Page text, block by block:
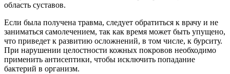
область суставов.
Если была получена травма, следует обратиться к врачу и не
заниматься самолечением, так как время может быть упущено,
что приведет к развитию осложнений, в том числе, к бурситу.
При нарушении целостности кожных покровов необходимо
применить антисептики, чтобы исключить попадание
бактерий в организм.